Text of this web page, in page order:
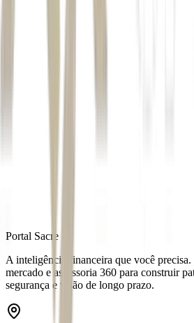
Portal Sacre
A inteligência financeira que você precisa.
mercado e assessoria 360 para construir
segurança e visão de longo prazo.